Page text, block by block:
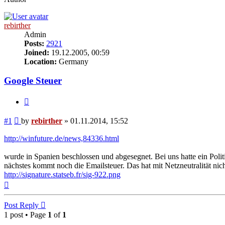
rebirther
Admin
Posts: 2921
Joined: 19.12.2005, 00:59
Location: Germany
Google Steuer
#1 Post
by rebirther » 01.11.2014, 15:52
http://winfuture.de/news,84336.html
wurde in Spanien beschlossen und abgesegnet. Bei uns hatte ein
nächstes kommt noch die Emailsteuer. Das hat mit Netzneutralität
http://signature.statseb.fr/sig-922.png
Post Reply
1 post • Page 1 of 1